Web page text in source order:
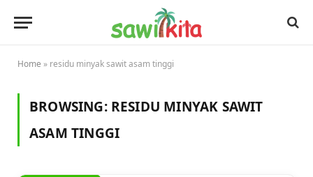
Home » residu minyak sawit asam tinggi
BROWSING: RESIDU MINYAK SAWIT
ASAM TINGGI